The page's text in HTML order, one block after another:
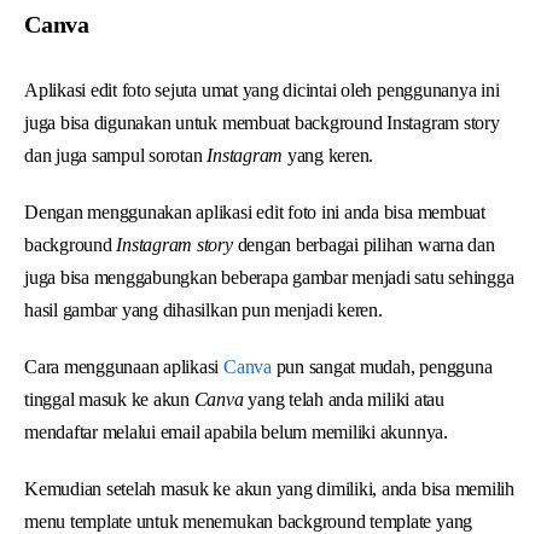
Canva
Aplikasi edit foto sejuta umat yang dicintai oleh penggunanya ini
juga bisa digunakan untuk membuat background Instagram story
dan juga sampul sorotan Instagram yang keren.
Dengan menggunakan aplikasi edit foto ini anda bisa membuat
background Instagram storydengan berbagai pilihan warna dan
juga bisa menggabungkan beberapa gambar menjadi satu sehingga
hasil gambar yang dihasilkan pun menjadi keren.
Cara menggunaan aplikasi Canva pun sangat mudah, pengguna
tinggal masuk ke akun Canvayang telah anda miliki atau
mendaftar melalui email apabila belum memiliki akunnya.
Kemudian setelah masuk ke akun yang dimiliki, anda bisa memilih
menu template untuk menemukan background template yang